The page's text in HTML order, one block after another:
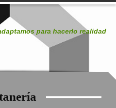
para hacerlo realidad